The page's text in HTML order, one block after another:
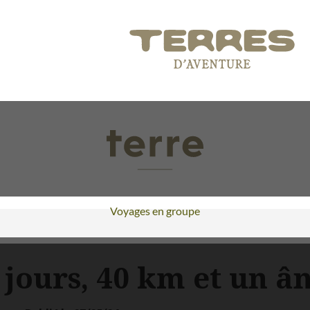
Voyages en groupe
jours, 40 km et un